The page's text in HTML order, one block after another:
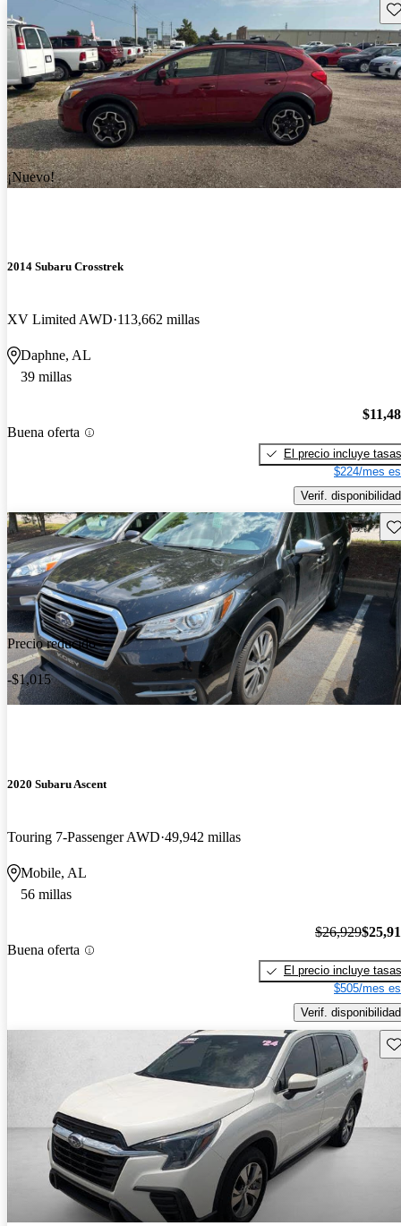
¡Nuevo!
2014 Subaru Crosstrek
XV Limited AWD 113,662 millas
Daphne, AL
39 millas
Buena oferta
El precio incluye tasas
$224/mes
Verif. disponibilidad
Precio reducido
-$1,015
2020 Subaru Ascent
Touring 7-Passenger AWD 49,942 millas
Mobile, AL
56 millas
Buena oferta
$26,929
El precio incluye tasas
$505/mes
Verif. disponibilidad